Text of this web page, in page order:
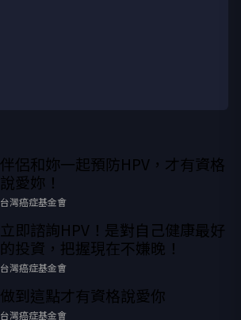
伴侶和妳一起預防HPV，才有資格
說愛妳！
台灣癌症基金會
立即諮詢HPV！是對自己健康最好
的投資，把握現在不嫌晚！
台灣癌症基金會
做到這點才有資格說愛你
台灣癌症基金會